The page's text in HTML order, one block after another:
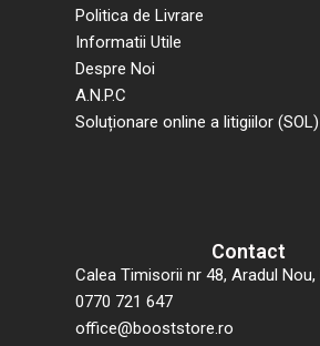
Politica de Livrare
Informatii Utile
Despre Noi
A.N.P.C
Soluționare online a litigiilor (SOL)
Contact
Calea Timisorii nr 48, Aradul Nou,
0770 721 647
office@booststore.ro